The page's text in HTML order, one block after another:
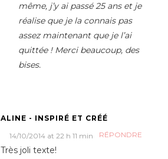
même, j’y ai passé 25 ans et je
réalise que je la connais pas
assez maintenant que je l’ai
quittée ! Merci beaucoup, des
bises.
ALINE - INSPIRÉ ET CRÉÉ
14/10/2014 at 22 h 11 min
RÉPONDRE
Très joli texte!